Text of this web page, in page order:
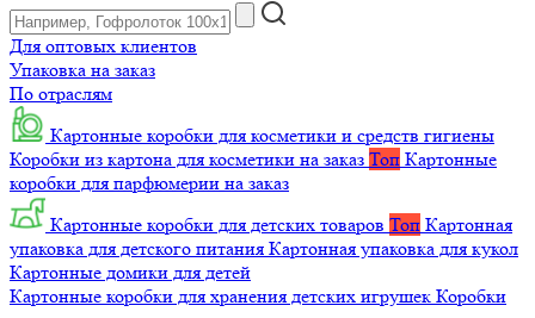
Для оптовых клиентов
Упаковка на заказ
По отраслям
Картонные коробки для косметики и средств гигиены
Коробки из картона для косметики на заказ Топ Картонные
коробки для парфюмерии на заказ
Картонные коробки для детских товаров Топ Картонная
упаковка для детского питания Картонная упаковка для кукол
Картонные домики для детей
Картонные коробки для хранения детских игрушек Коробки